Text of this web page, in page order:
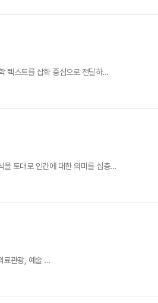
텍스트를 삽화 중심으로 전달하...
토대로 인간에 대한 의미를 심층...
료관광, 예술 ...